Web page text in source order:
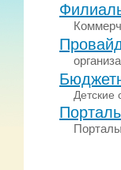
Детские
Порталы